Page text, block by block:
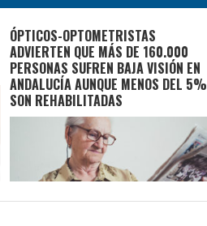
ÓPTICOS-OPTOMETRISTAS
ADVIERTEN QUE MÁS DE 160.000
PERSONAS SUFREN BAJA VISIÓN EN
ANDALUCÍA AUNQUE MENOS DEL 5%
SON REHABILITADAS